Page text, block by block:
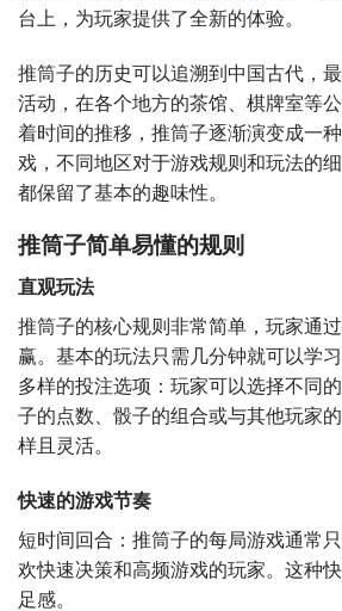
台上，为玩家提供了全新的体验。
推筒子的历史可以追溯到中国古代，
活动，在各个地方的茶馆、棋牌室等
着时间的推移，推筒子逐渐演变成一
戏，不同地区对于游戏规则和玩法的
都保留了基本的趣味性。
推筒子简单易懂的规则
直观玩法
推筒子的核心规则非常简单，玩家通
赢。基本的玩法只需几分钟就可以学
多样的投注选项：玩家可以选择不同
子的点数、骰子的组合或与其他玩家
样且灵活。
快速的游戏节奏
短时间回合：推筒子的每局游戏通常
欢快速决策和高频游戏的玩家。这种
足感。